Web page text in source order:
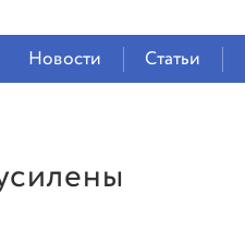
Новости Статьи